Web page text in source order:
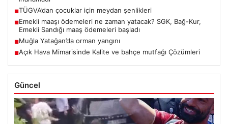
■TÜGVA’dan çocuklar için meydan şenlikleri
■Emekli maaşı ödemeleri ne zaman yatacak? SGK, Bağ-Kur,
Emekli Sandığı maaş ödemeleri başladı
■Muğla Yatağan’da orman yangını
■Açık Hava Mimarisinde Kalite ve bahçe mutfağı Çözümleri
Güncel